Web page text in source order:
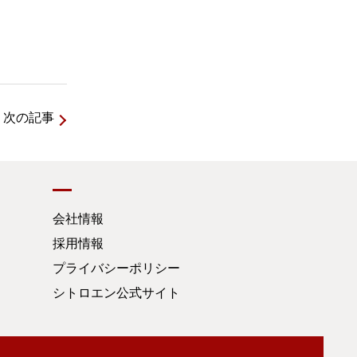
次の記事
会社情報
採用情報
プライバシーポリシー
シトロエン公式サイト